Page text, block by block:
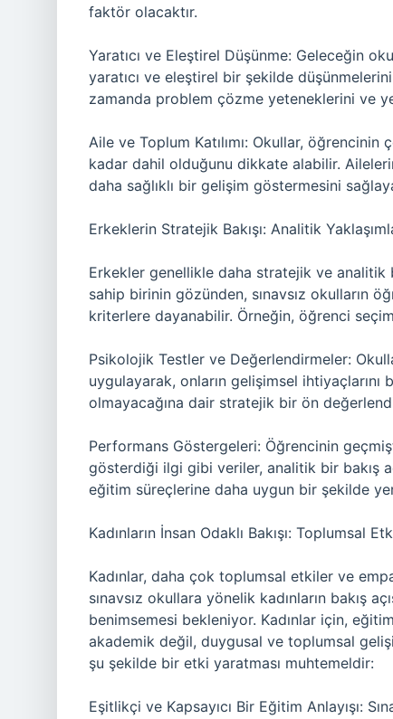
faktör olacaktır.
Yaratıcı ve Eleştirel Düşünme: Geleceğin
yaratıcı ve eleştirel bir şekilde
zamanda problem çözme yeteneklerini ve
Aile ve Toplum Katılımı: Okullar,
kadar dahil olduğunu dikkate alabilir.
daha sağlıklı bir gelişim göstermesini
Erkeklerin Stratejik Bakışı: Analitik
Erkekler genellikle daha stratejik ve analitik
sahip birinin gözünden, sınavsız okulların
kriterlere dayanabilir. Örneğin, öğrenci
Psikolojik Testler ve Değerlendirmeler:
uygulayarak, onların gelişimsel
olmayacağına dair stratejik bir ön
Performans Göstergeleri: Öğrencinin
gösterdiği ilgi gibi veriler, analitik bir bakış
eğitim süreçlerine daha uygun bir şekilde
Kadınların İnsan Odaklı Bakışı: Toplumsal
Kadınlar, daha çok toplumsal etkiler ve
sınavsız okullara yönelik kadınların bakış
benimsemesi bekleniyor. Kadınlar için,
akademik değil, duygusal ve toplumsal
şu şekilde bir etki yaratması muhtemeldir:
Eşitlikçi ve Kapsayıcı Bir Eğitim Anlayışı: